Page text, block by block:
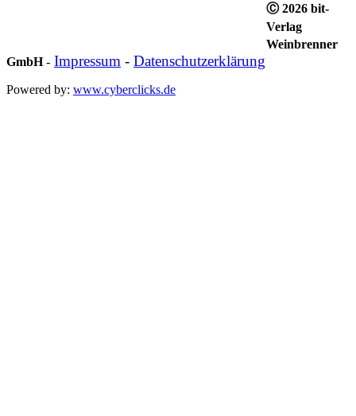
Ⓒ 2026 bit-
Verlag
Weinbrenner
GmbH- Impressum - Datenschutzerklärung
Powered by: www.cyberclicks.de